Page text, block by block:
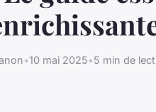
•10 mai 2025•5 min de